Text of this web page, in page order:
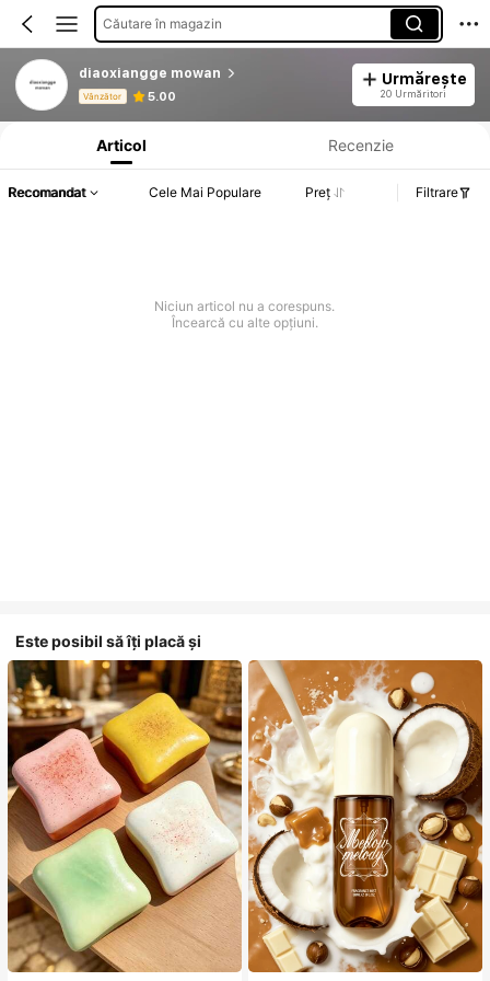
Căutare în magazin
diaoxiangge mowan
Vânzător 5.00
Urmărește
20 Urmăritori
Informații despre produs: Divulgarea prețului, detalii privind vânzările și stocul.
Articol Recenzie
Recomandat Cele Mai Populare Preț Filtrare
Niciun articol nu a corespuns.
Încearcă cu alte opțiuni.
Este posibil să îți placă și